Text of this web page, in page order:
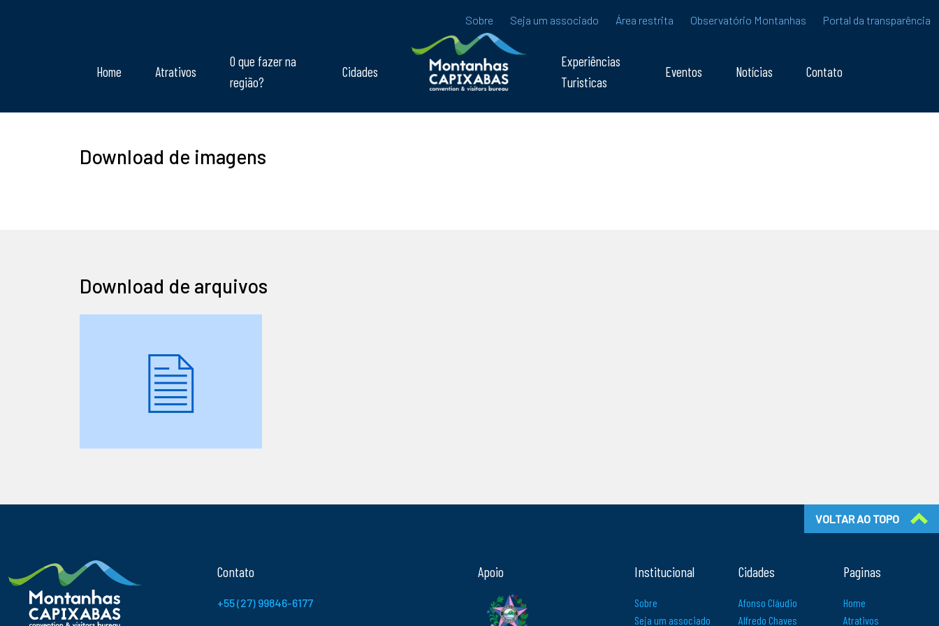
Sobre Seja um associado Área restrita Observatório Montanhas Portal da transparência
Home Atrativos
O que fazer na
região?
Cidades
Experiências
Turisticas
Eventos Notícias Contato
Download de imagens
Download de arquivos
Contato
+55 (27) 99846-6177
Apoio Institucional
Sobre
Seja um associado
Cidades
Afonso Cláudio
Alfredo Chaves
Paginas
Home
Atrativos
VOLTAR AO TOPO